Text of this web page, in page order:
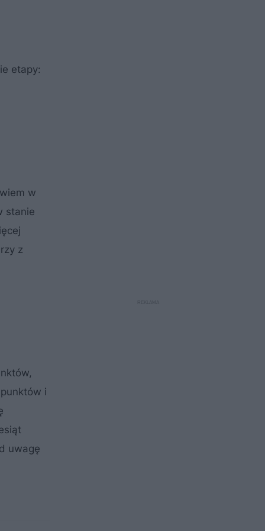
etapy:
w
stanie
z
i
uwagę